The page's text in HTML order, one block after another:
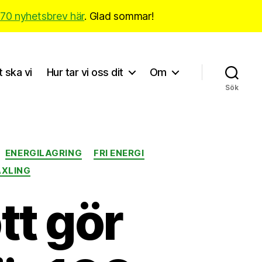
nyhetsbrev här. Glad sommar!
ska vi Hur tar vi oss dit Om
Sök
ENERGILAGRING
FRI ENERGI
gör